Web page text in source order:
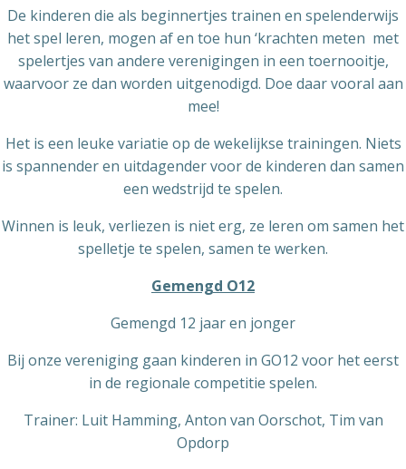
De kinderen die als beginnertjes trainen en spelenderwijs
het spel leren, mogen af en toe hun ‘krachten meten met
spelertjes van andere verenigingen in een toernooitje,
waarvoor ze dan worden uitgenodigd. Doe daar vooral aan
mee!
Het is een leuke variatie op de wekelijkse trainingen. Niets
is spannender en uitdagender voor de kinderen dan samen
een wedstrijd te spelen.
Winnen is leuk, verliezen is niet erg, ze leren om samen het
spelletje te spelen, samen te werken.
Gemengd O12
Gemengd 12 jaar en jonger
Bij onze vereniging gaan kinderen in GO12 voor het eerst
in de regionale competitie spelen.
Trainer: Luit Hamming, Anton van Oorschot, Tim van
Opdorp